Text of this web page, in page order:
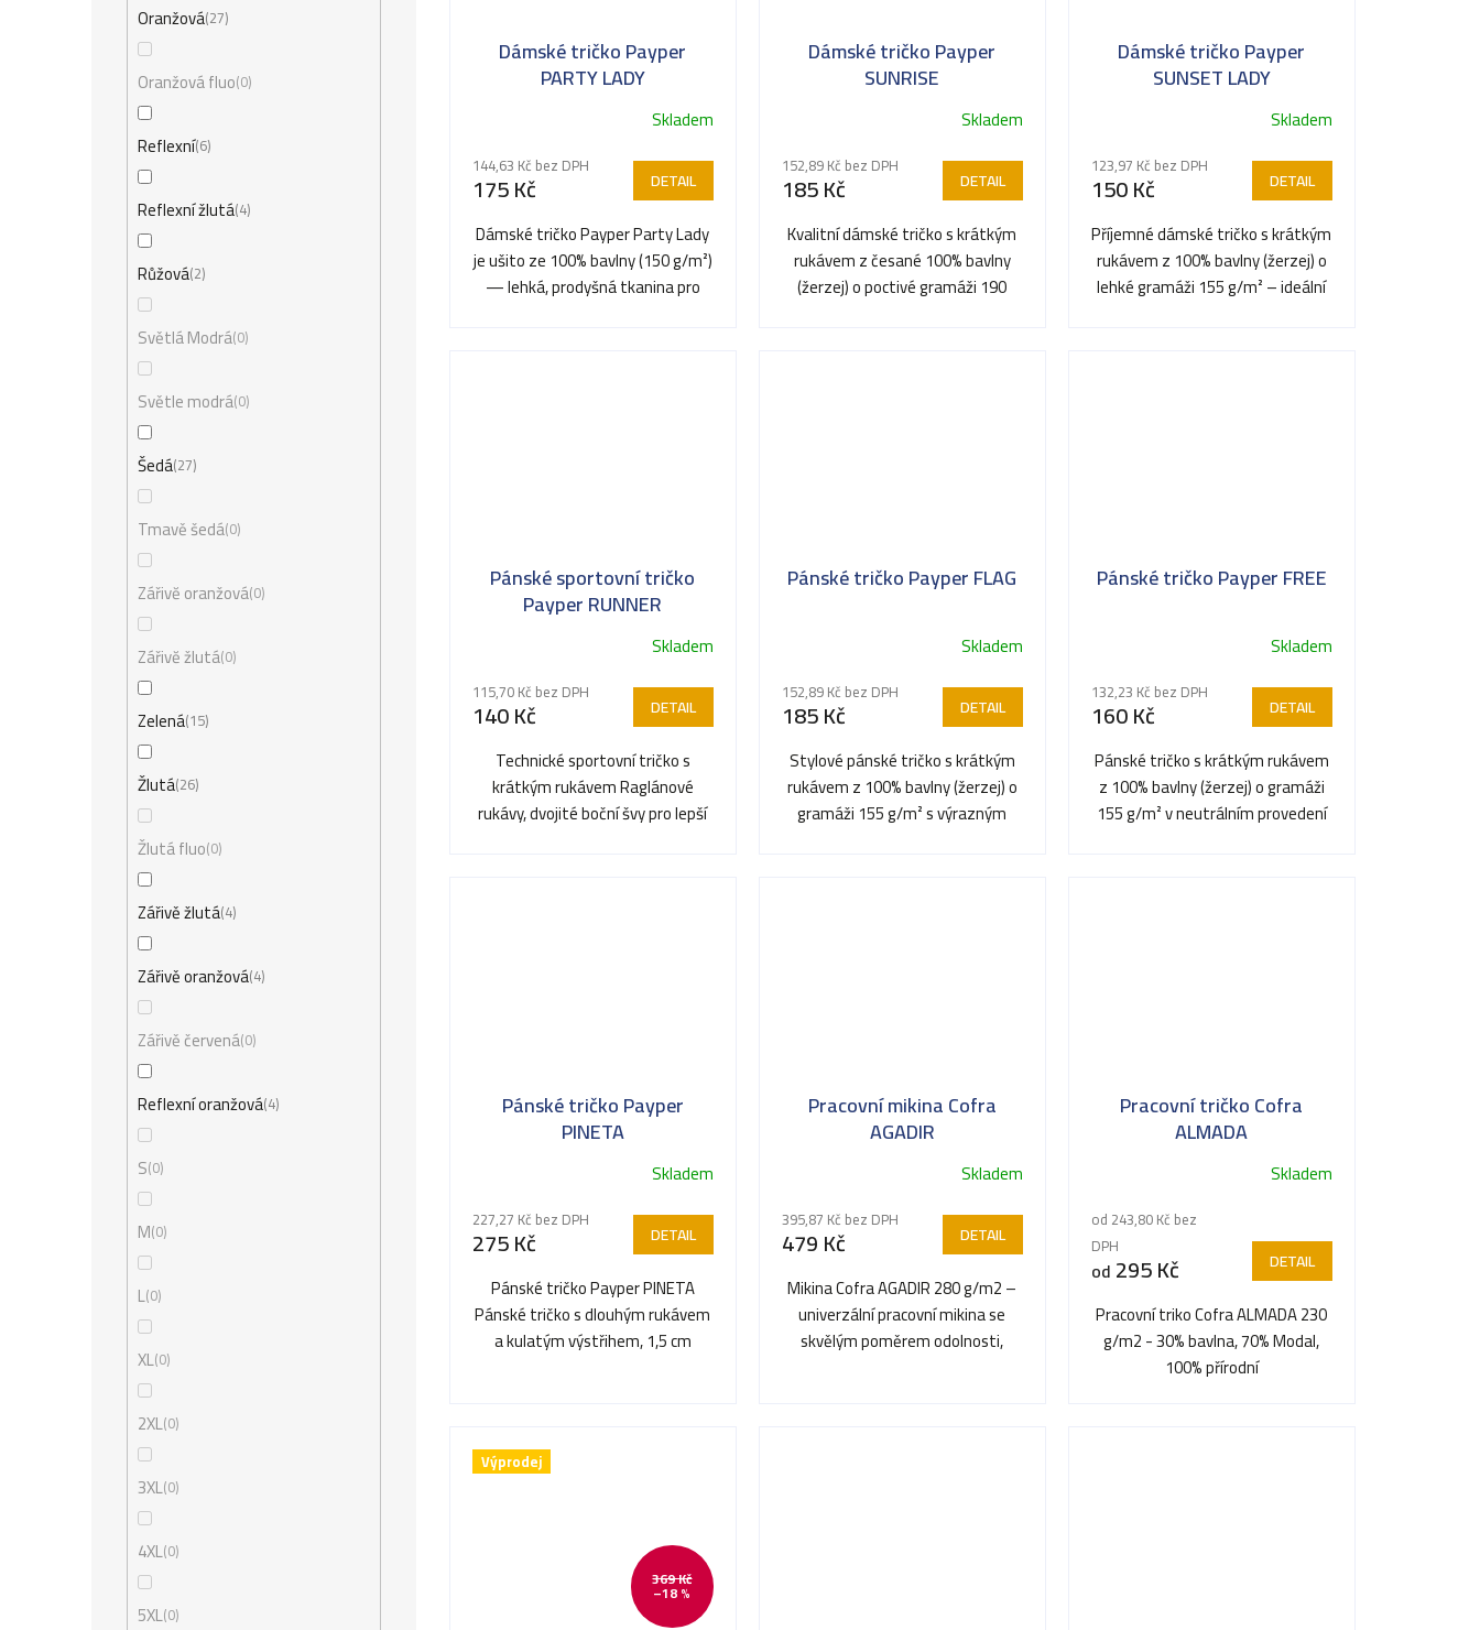
Oranžová 27
Oranžová fluo 0
Reflexní6
Reflexní žlutá 4
Růžová 2
Světlá Modrá 0
Světle modrá 0
Šedá 27
Tmavě šedá 0
Zářivĕ oranžová 0
Zářivĕ žlutá 0
Zelená 15
Žlutá 26
Žlutá fluo 0
Zářivě žlutá 4
Zářivě oranžová 4
Zářivě červená 0
Reflexní oranžová 4
S 0
M 0
L 0
XL 0
2XL 0
3XL 0
4XL 0
5XL 0
Dámské tričko Payper
PARTY LADY
Skladem
144,63 Kč bez DPH
175 Kč DETAIL
Dámské tričko Payper Party Lady
je ušito ze 100% bavlny (150 g/m²)
— lehká, prodyšná tkanina pro
Dámské tričko Payper
SUNRISE
Skladem
152,89 Kč bez DPH
185 Kč DETAIL
Kvalitní dámské tričko s krátkým
rukávem z česané 100% bavlny
(žerzej) o poctivé gramáži 190
Dámské tričko Payper
SUNSET LADY
Skladem
123,97 Kč bez DPH
150 Kč DETAIL
Příjemné dámské tričko s krátkým
rukávem z 100% bavlny (žerzej) o
lehké gramáži 155 g/m² – ideální
Pánské sportovní tričko
Payper RUNNER
Skladem
115,70 Kč bez DPH
140 Kč DETAIL
Technické sportovní tričko s
krátkým rukávem Raglánové
rukávy, dvojité boční švy pro lepší
Pánské tričko Payper FLAG
Skladem
152,89 Kč bez DPH
185 Kč DETAIL
Stylové pánské tričko s krátkým
rukávem z 100% bavlny (žerzej) o
gramáži 155 g/m² s výrazným
Pánské tričko Payper FREE
Skladem
132,23 Kč bez DPH
160 Kč DETAIL
Pánské tričko s krátkým rukávem
z 100% bavlny (žerzej) o gramáži
155 g/m² v neutrálním provedení
Pánské tričko Payper
PINETA
Skladem
227,27 Kč bez DPH
275 Kč DETAIL
Pánské tričko Payper PINETA
Pánské tričko s dlouhým rukávem
a kulatým výstřihem, 1,5 cm
Pracovní mikina Cofra
AGADIR
Skladem
395,87 Kč bez DPH
479 Kč DETAIL
Mikina Cofra AGADIR 280 g/m2 –
univerzální pracovní mikina se
skvělým poměrem odolnosti,
Pracovní tričko Cofra
ALMADA
Skladem
od 243,80 Kč bez
DPH
od 295 Kč DETAIL
Pracovní triko Cofra ALMADA 230
g/m2 - 30% bavlna, 70% Modal,
100% přírodní
Výprodej
369 Kč
–18 %